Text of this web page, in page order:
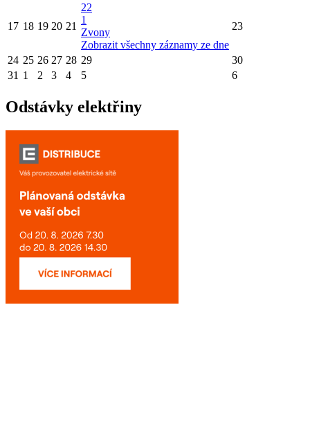
17 18 19 20 21
22
1
Zvony
Zobrazit všechny záznamy ze dne
23
24 25 26 27 28 29
30
31 1 2 3 4 5 6
Odstávky elektřiny